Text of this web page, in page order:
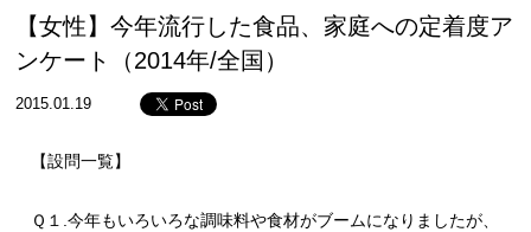
【女性】今年流行した食品、家庭への定着度ア
ンケート（2014年/全国）
2015.01.19
【設問一覧】
Ｑ１.今年もいろいろな調味料や食材がブームになりましたが、